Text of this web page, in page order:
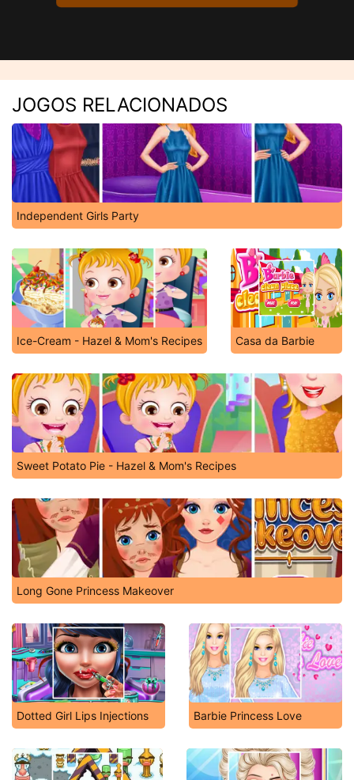
JOGOS RELACIONADOS
Independent Girls Party
Ice-Cream - Hazel & Mom's Recipes Casa da Barbie
Sweet Potato Pie - Hazel & Mom's Recipes
Long Gone Princess Makeover
Dotted Girl Lips Injections Barbie Princess Love